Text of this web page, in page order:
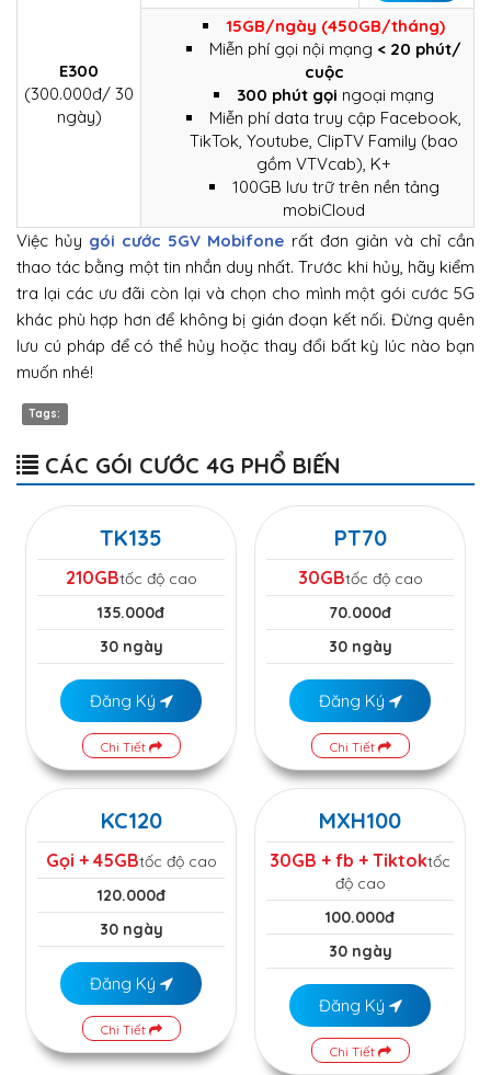
E300
(300.000đ/ 30
ngày)
15GB/ngày (450GB/tháng)
Miễn phí gọi nội mạng < 20 phút/
cuộc
300 phút gọi ngoại mạng
Miễn phí data truy cập Facebook,
TikTok, Youtube, ClipTV Family (bao
gồm VTVcab), K+
100GB lưu trữ trên nền tảng
mobiCloud
Việc hủy gói cước 5GV Mobifone rất đơn giản và chỉ cần
thao tác bằng một tin nhắn duy nhất. Trước khi hủy, hãy kiểm
tra lại các ưu đãi còn lại và chọn cho mình một gói cước 5G
khác phù hợp hơn để không bị gián đoạn kết nối. Đừng quên
lưu cú pháp để có thể hủy hoặc thay đổi bất kỳ lúc nào bạn
muốn nhé!
Tags:
CÁC GÓI CƯỚC 4G PHỔ BIẾN
TK135
210GBtốc độ cao
135.000đ
30 ngày
Đăng Ký
Chi Tiết
PT70
30GBtốc độ cao
70.000đ
30 ngày
Đăng Ký
Chi Tiết
KC120
Gọi + 45GBtốc độ cao
120.000đ
30 ngày
Đăng Ký
Chi Tiết
MXH100
30GB + fb + Tiktoktốc
độ cao
100.000đ
30 ngày
Đăng Ký
Chi Tiết